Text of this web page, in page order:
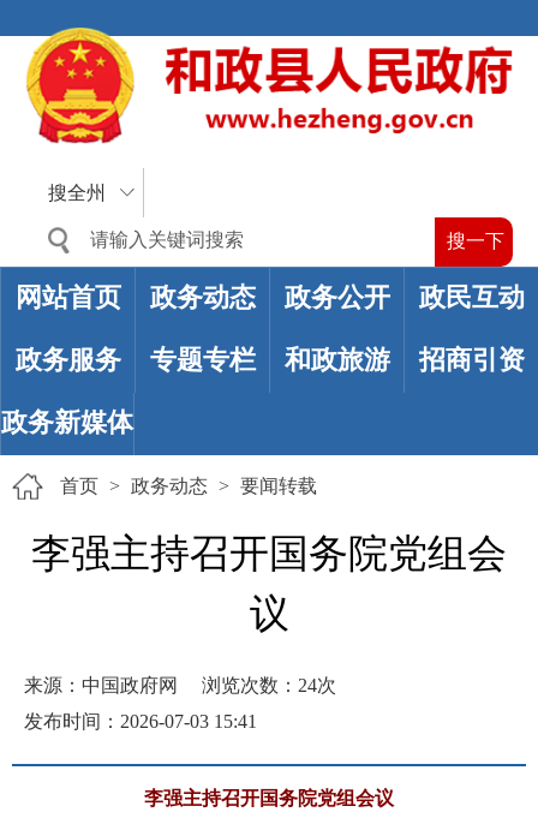
搜全州
网站首页 政务动态 政务公开 政民互动
政务服务 专题专栏 和政旅游 招商引资
政务新媒体
首页 > 政务动态 > 要闻转载
李强主持召开国务院党组会
议
来源：中国政府网 浏览次数： 24次
发布时间：2026-07-03 15:41
李强主持召开国务院党组会议